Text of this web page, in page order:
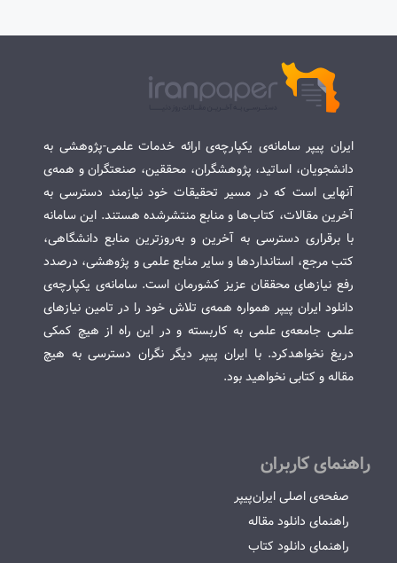
ایران پیپر سامانه‌ی یکپارچه‌ی ارائه خدمات علمی-پژوهشی به
دانشجویان، اساتید، پژوهشگران، محققین، صنعتگران و همه‌ی
آنهایی است که در مسیر تحقیقات خود نیازمند دسترسی به
آخرین مقالات، کتاب‌ها و منابع منتشرشده هستند. این سامانه
با برقراری دسترسی به آخرین و به‌روزترین منابع دانشگاهی،
کتب مرجع، استانداردها و سایر منابع علمی و پژوهشی، درصدد
رفع نیازهای محققان عزیز کشورمان است. سامانه‌ی یکپارچه‌ی
دانلود ایران پیپر همواره همه‌ی تلاش خود را در تامین نیازهای
علمی جامعه‌ی علمی به کاربسته و در این راه از هیچ کمکی
دریغ نخواهدکرد. با ایران پیپر دیگر نگران دسترسی به هیچ
مقاله و کتابی نخواهید بود.
راهنمای کاربران
صفحه‌ی اصلی ایران‌پیپر
راهنمای دانلود مقاله
راهنمای دانلود کتاب